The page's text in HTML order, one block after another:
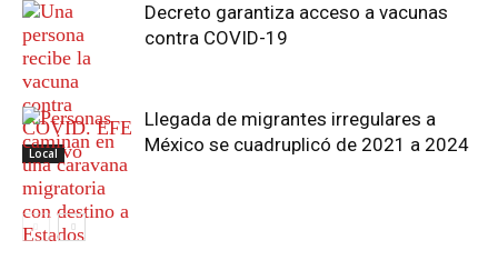
Local
Decreto garantiza acceso a vacunas
contra COVID-19
Llegada de migrantes irregulares a
México se cuadruplicó de 2021 a 2024